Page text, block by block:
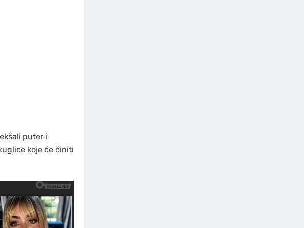
puter i
koje će činiti